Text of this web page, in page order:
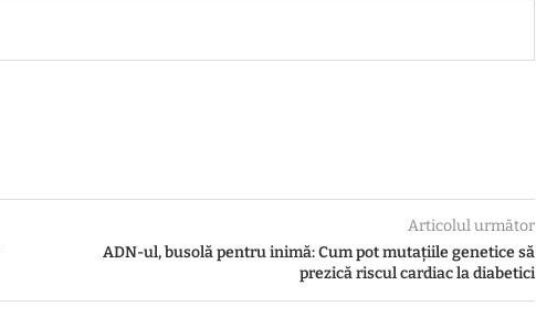
Articolul următor
ADN-ul, busolă pentru inimă: Cum pot mutațiile genetice să
prezică riscul cardiac la diabetici